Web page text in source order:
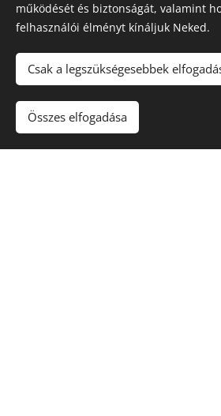
A növény aktuális elérhetőségéről
árudánknál!
működését és biztonságát, valamint
felhasználói élményt kínáljuk Neked.
Csak a legszükségesebbek
Összes elfogadása